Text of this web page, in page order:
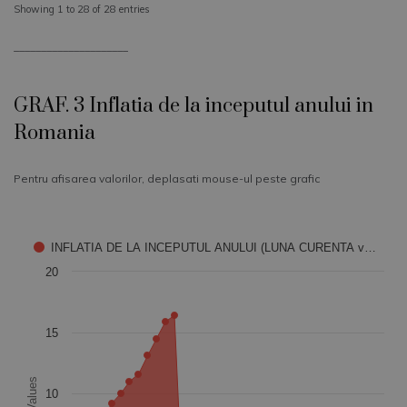
Showing 1 to 28 of 28 entries
GRAF. 3 Inflatia de la inceputul anului in
Romania
Pentru afisarea valorilor, deplasati mouse-ul peste grafic
Chart with 35 data points.
The chart has 1 Y axis displaying Values. Data ranges from
Values
INFLATIA DE LA INCEPUTUL ANULUI (LUNA CURENTA v…
10
15
20